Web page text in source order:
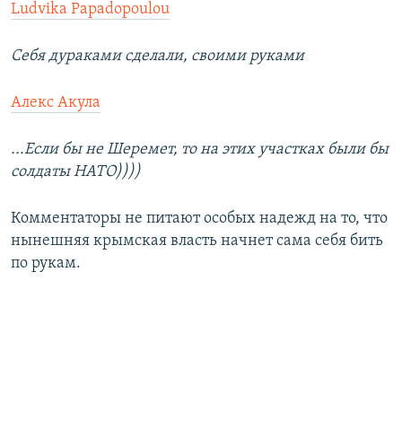
Ludvika Papadopoulou
Себя дураками сделали, своими руками
Алекс Акула
...Если бы не Шеремет, то на этих участках были бы
солдаты НАТО))))
Комментаторы не питают особых надежд на то, что
нынешняя крымская власть начнет сама себя бить
по рукам.